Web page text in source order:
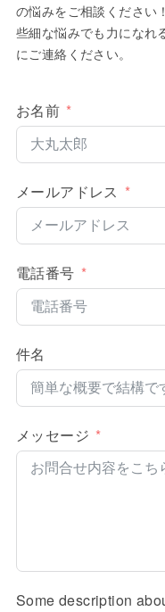
の悩みをご相談ください！
些細な悩みでも力になれ
にご連絡ください。
お名前
メールアドレス
電話番号
件名
メッセージ
Some description